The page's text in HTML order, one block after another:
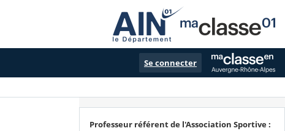
Se connecter
Professeur référent de l'Association Sportive :